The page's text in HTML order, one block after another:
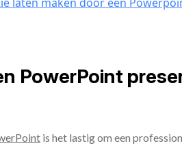
PowerPoint
is het lastig om een